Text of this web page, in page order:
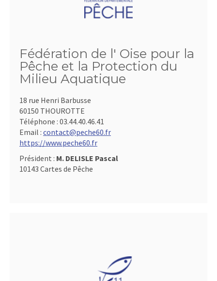
Fédération de l' Oise pour la
Pêche et la Protection du
Milieu Aquatique
18 rue Henri Barbusse
60150 THOUROTTE
Téléphone : 03.44.40.46.41
Email : contact@peche60.fr
https://www.peche60.fr
Président : M. DELISLE Pascal
10143 Cartes de Pêche